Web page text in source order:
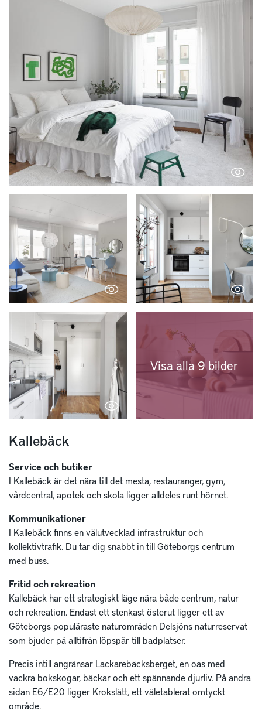
Visa alla 9 bilder
Kallebäck
Service och butiker
I Kallebäck är det nära till det mesta, restauranger, gym,
vårdcentral, apotek och skola ligger alldeles runt hörnet.
Kommunikationer
I Kallebäck finns en välutvecklad infrastruktur och
kollektivtrafik. Du tar dig snabbt in till Göteborgs centrum
med buss.
Fritid och rekreation
Kallebäck har ett strategiskt läge nära både centrum, natur
och rekreation. Endast ett stenkast österut ligger ett av
Göteborgs populäraste naturområden Delsjöns naturreservat
som bjuder på alltifrån löpspår till badplatser.
Precis intill angränsar Lackarebäcksberget, en oas med
vackra bokskogar, bäckar och ett spännande djurliv. På andra
sidan E6/E20 ligger Krokslätt, ett väletablerat omtyckt
område.